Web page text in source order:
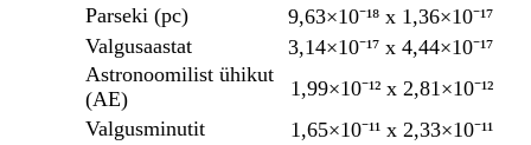
Parseki (pc)
9,63×10⁻¹⁸ x 1,36×10⁻¹⁷
Valgusaastat
3,14×10⁻¹⁷ x 4,44×10⁻¹⁷
Astronoomilist ühikut
(AE)
1,99×10⁻¹² x 2,81×10⁻¹²
Valgusminutit
1,65×10⁻¹¹ x 2,33×10⁻¹¹